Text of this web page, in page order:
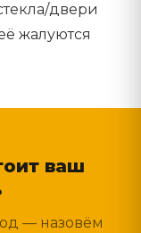
двери
жалуются
ваш
— назовём